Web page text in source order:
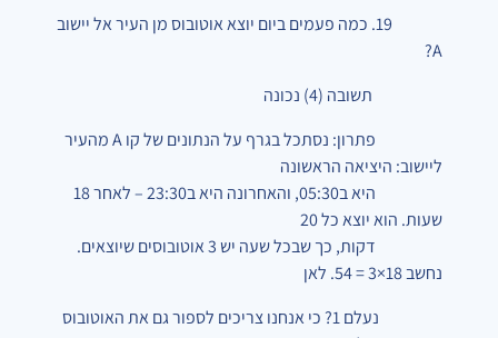
19. כמה פעמים ביום יוצא אוטובוס מן העיר אל יישוב
A?
תשובה (4) נכונה
פתרון: נסתכל בגרף על הנתונים של קו A מהעיר
ליישוב: היציאה הראשונה
היא ב05:30, והאחרונה היא ב23:30 – לאחר 18
שעות. הוא יוצא כל 20
דקות, כך שבכל שעה יש 3 אוטובוסים שיוצאים.
נחשב 18×3 = 54. לאן
נעלם 1? כי אנחנו צריכים לספור גם את האוטובוס